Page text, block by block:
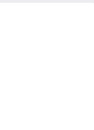
на